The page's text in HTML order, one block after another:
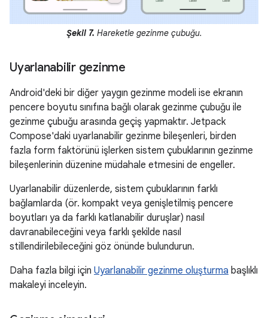
Şekil 7. Hareketle gezinme çubuğu.
Uyarlanabilir gezinme
Android'deki bir diğer yaygın gezinme modeli ise ekranın
pencere boyutu sınıfına bağlı olarak gezinme çubuğu ile
gezinme çubuğu arasında geçiş yapmaktır. Jetpack
Compose'daki uyarlanabilir gezinme bileşenleri, birden
fazla form faktörünü işlerken sistem çubuklarının gezinme
bileşenlerinin düzenine müdahale etmesini de engeller.
Uyarlanabilir düzenlerde, sistem çubuklarının farklı
bağlamlarda (ör. kompakt veya genişletilmiş pencere
boyutları ya da farklı katlanabilir duruşlar) nasıl
davranabileceğini veya farklı şekilde nasıl
stillendirilebileceğini göz önünde bulundurun.
Daha fazla bilgi için Uyarlanabilir gezinme oluşturma başlıklı
makaleyi inceleyin.